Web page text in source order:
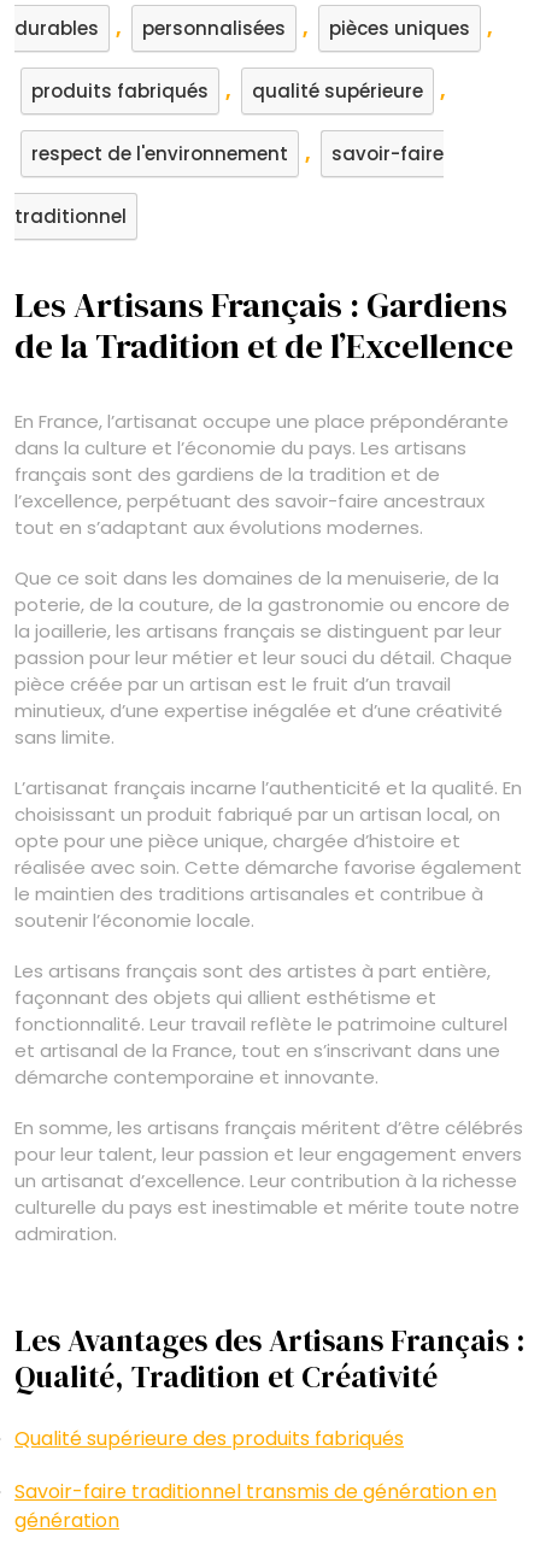
durables , personnalisées , pièces uniques ,
produits fabriqués , qualité supérieure ,
respect de l'environnement , savoir-faire
traditionnel
Les Artisans Français : Gardiens
de la Tradition et de l’Excellence
En France, l’artisanat occupe une place prépondérante
dans la culture et l’économie du pays. Les artisans
français sont des gardiens de la tradition et de
l’excellence, perpétuant des savoir-faire ancestraux
tout en s’adaptant aux évolutions modernes.
Que ce soit dans les domaines de la menuiserie, de la
poterie, de la couture, de la gastronomie ou encore de
la joaillerie, les artisans français se distinguent par leur
passion pour leur métier et leur souci du détail. Chaque
pièce créée par un artisan est le fruit d’un travail
minutieux, d’une expertise inégalée et d’une créativité
sans limite.
L’artisanat français incarne l’authenticité et la qualité. En
choisissant un produit fabriqué par un artisan local, on
opte pour une pièce unique, chargée d’histoire et
réalisée avec soin. Cette démarche favorise également
le maintien des traditions artisanales et contribue à
soutenir l’économie locale.
Les artisans français sont des artistes à part entière,
façonnant des objets qui allient esthétisme et
fonctionnalité. Leur travail reflète le patrimoine culturel
et artisanal de la France, tout en s’inscrivant dans une
démarche contemporaine et innovante.
En somme, les artisans français méritent d’être célébrés
pour leur talent, leur passion et leur engagement envers
un artisanat d’excellence. Leur contribution à la richesse
culturelle du pays est inestimable et mérite toute notre
admiration.
Les Avantages des Artisans Français :
Qualité, Tradition et Créativité
Qualité supérieure des produits fabriqués
Savoir-faire traditionnel transmis de génération en
génération